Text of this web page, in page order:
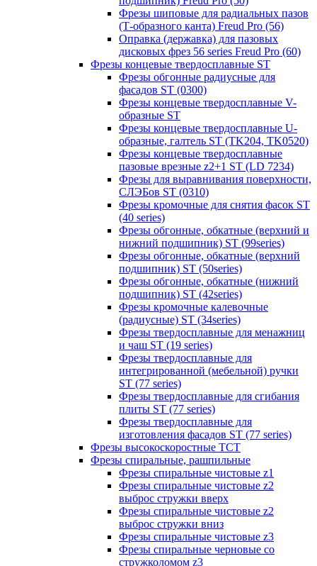
Фрезы шиповые для радиальных пазов
(Т-образного канта) Freud Pro (56)
Оправка (державка) для пазовых
дисковых фрез 56 series Freud Pro (60)
Фрезы концевые твердосплавные ST
Фрезы обгонные радиусные для
фасадов ST (0300)
Фрезы концевые твердосплавные V-
образные ST
Фрезы концевые твердосплавные U-
образные, галтель ST (TK204, TK0520)
Фрезы концевые твердосплавные
пазовые врезные z2+1 ST (LD 7234)
Фрезы для выравнивания поверхности,
СЛЭБов ST (0310)
Фрезы кромочные для снятия фасок ST
(40 series)
Фрезы обгонные, обкатные (верхний и
нижний подшипник) ST (99series)
Фрезы обгонные, обкатные (верхний
подшипник) ST (50series)
Фрезы обгонные, обкатные (нижний
подшипник) ST (42series)
Фрезы кромочные калевочные
(радиусные) ST (34series)
Фрезы твердосплавные для менажниц
и чаш ST (19 series)
Фрезы твердосплавные для
интегрированной (мебельной) ручки
ST (77 series)
Фрезы твердосплавные для сгибания
плиты ST (77 series)
Фрезы твердосплавные для
изготовления фасадов ST (77 series)
Фрезы высокоскоростные ТСТ
Фрезы спиральные, рашпильные
Фрезы спиральные чистовые z1
Фрезы спиральные чистовые z2
выброс стружки вверх
Фрезы спиральные чистовые z2
выброс стружки вниз
Фрезы спиральные чистовые z3
Фрезы спиральные черновые со
стружколомом z3